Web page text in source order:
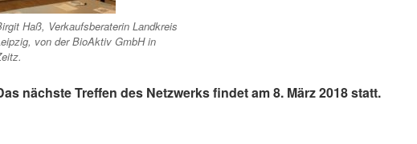
Haß, Verkaufsberaterin Landkreis
von der BioAktiv GmbH in
nächste Treffen des Netzwerks findet am 8. März 2018 statt.